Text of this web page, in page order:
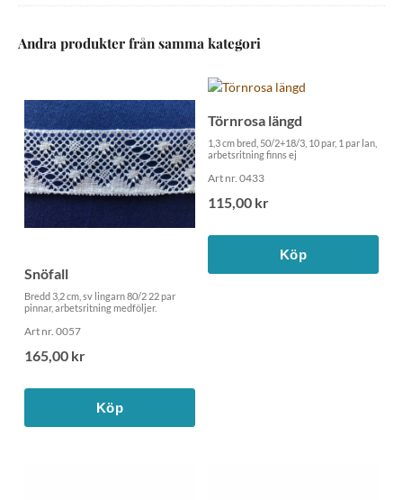
Andra produkter från samma kategori
Snöfall
Bredd 3,2 cm, sv lingarn 80/2 22 par
pinnar, arbetsritning medföljer.
Art nr. 0057
165,00 kr
Köp
Törnrosa längd
1,3 cm bred, 50/2+18/3, 10 par, 1 par lan,
arbetsritning finns ej
Art nr. 0433
115,00 kr
Köp